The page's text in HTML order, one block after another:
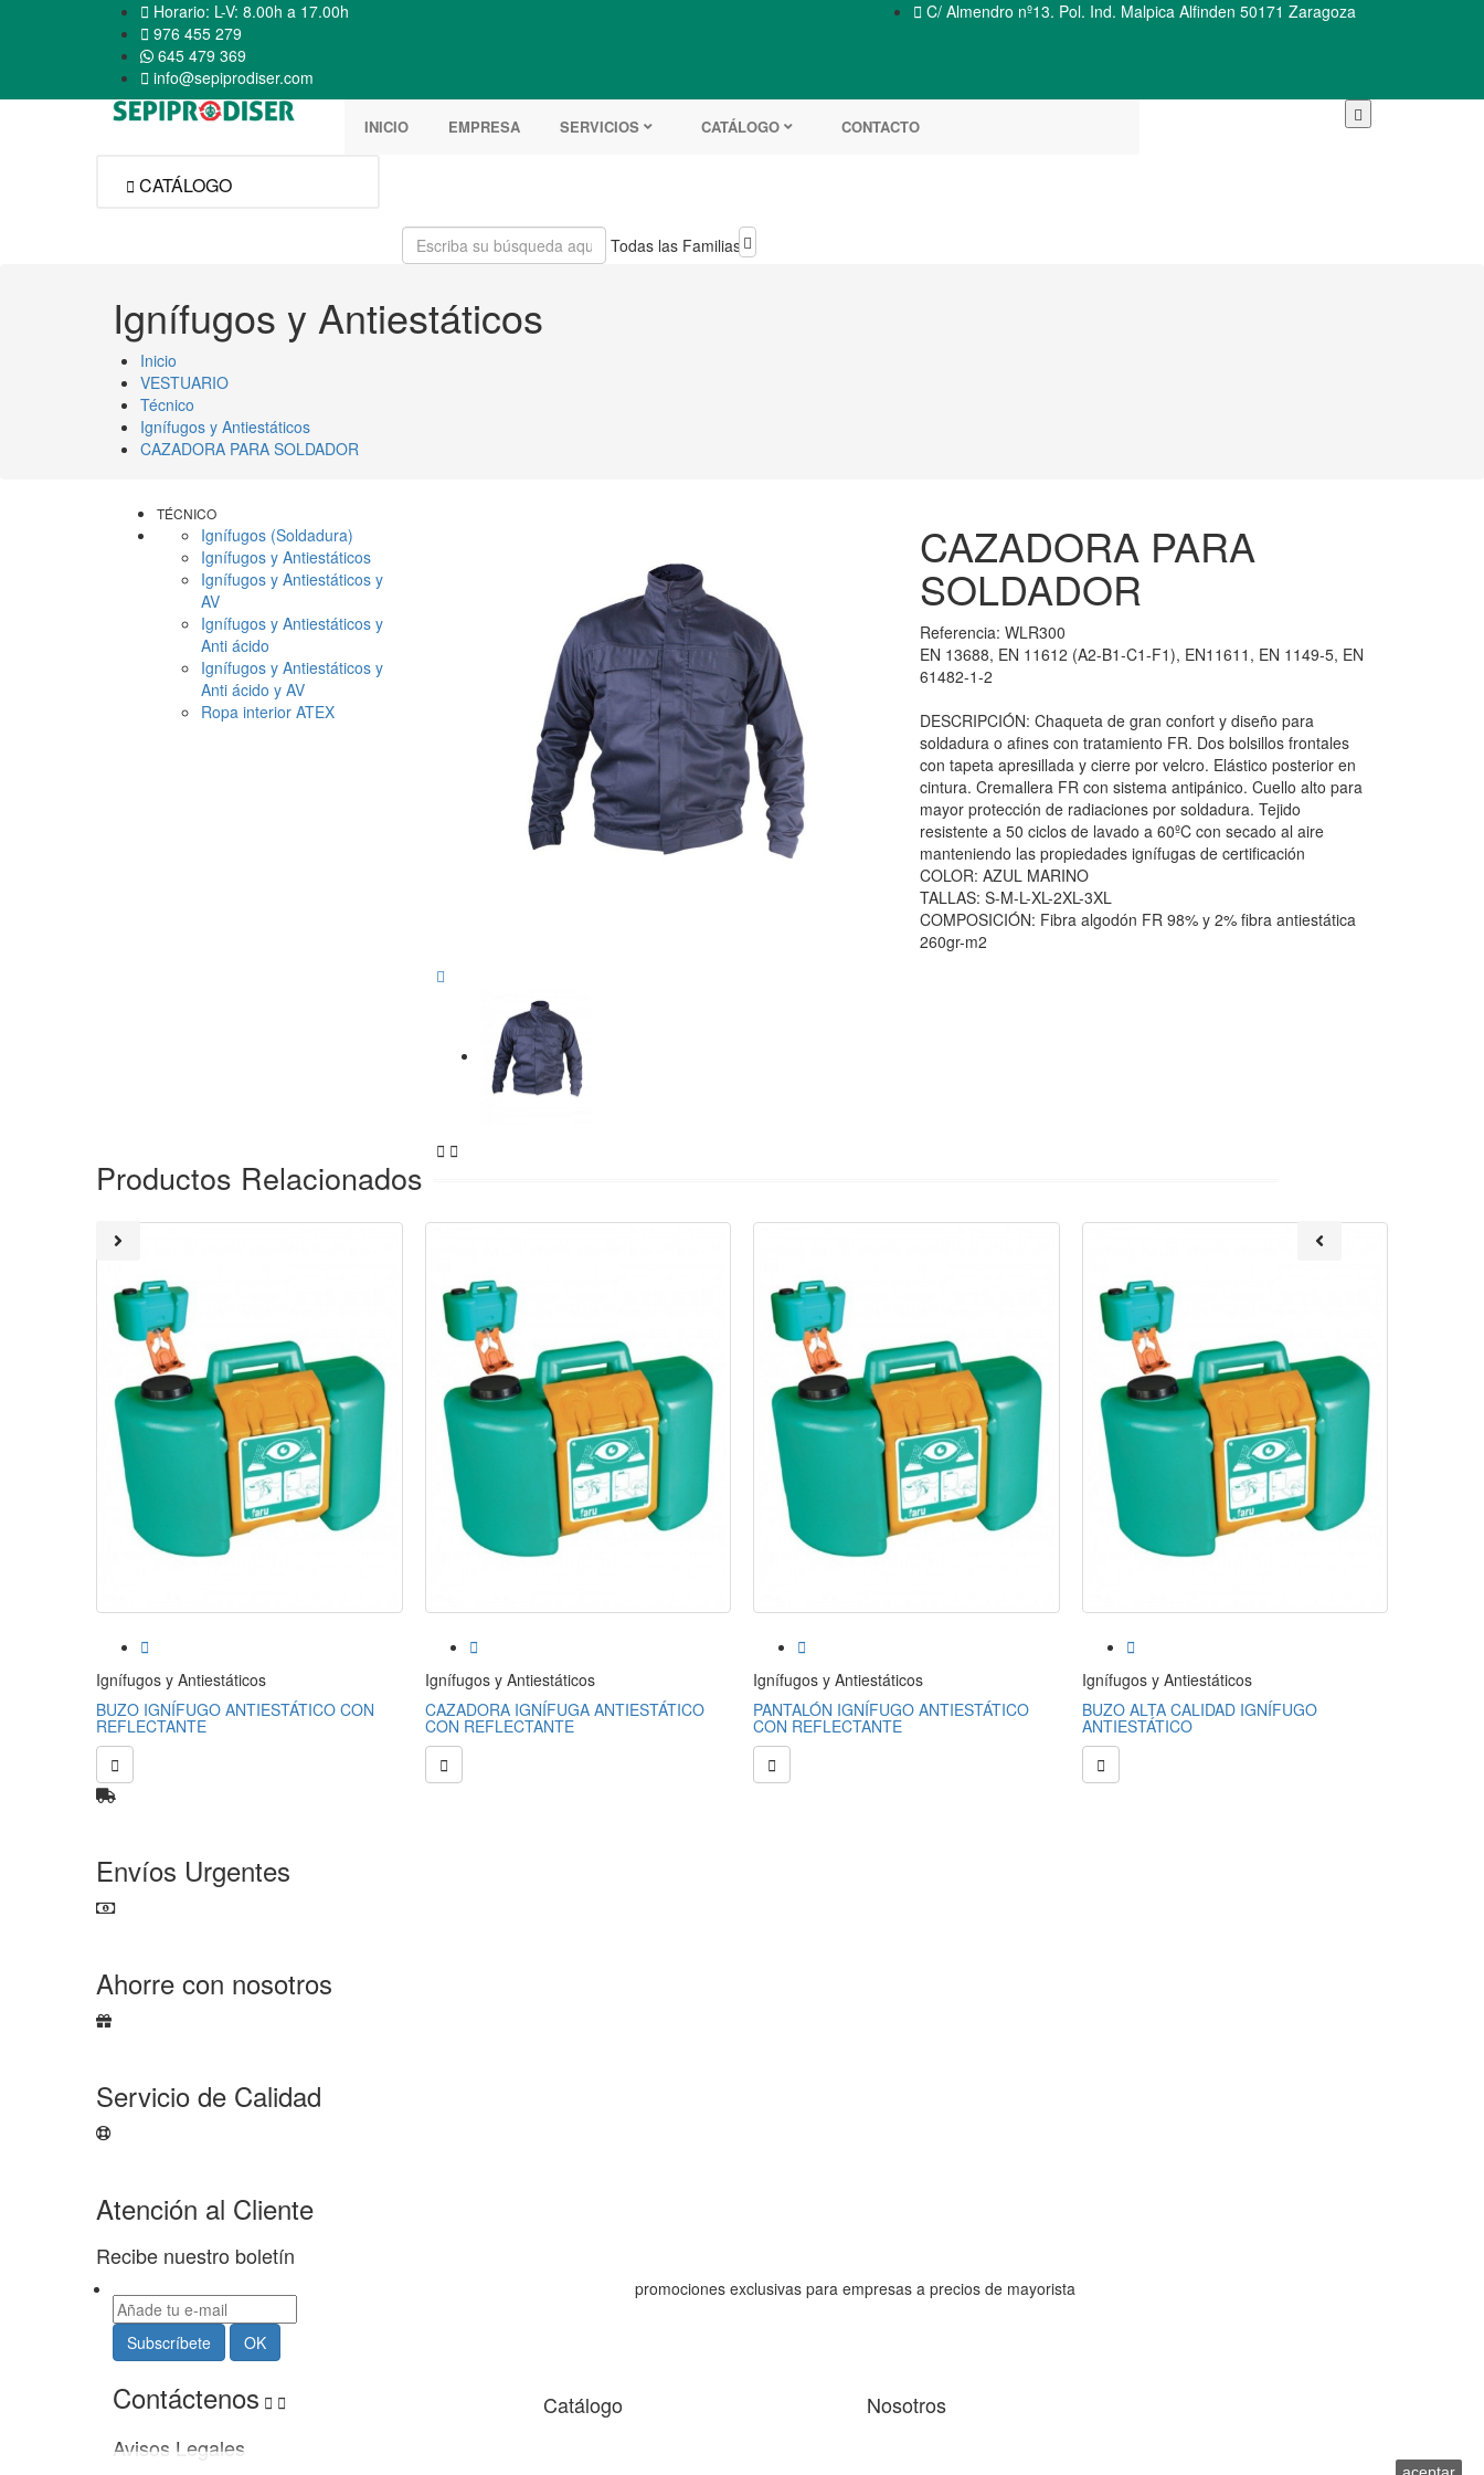
 Horario: L-V: 8.00h a 17.00h
 976 455 279
645 479 369
 info@sepiprodiser.com
 C/ Almendro nº13. Pol. Ind. Malpica Alfinden 50171 Zaragoza
INICIO EMPRESA SERVICIOS CATÁLOGO CONTACTO
 CATÁLOGO
Todas las Familias
Ignífugos y Antiestáticos
Inicio
VESTUARIO
Técnico
Ignífugos y Antiestáticos
CAZADORA PARA SOLDADOR
 
CAZADORA PARA
SOLDADOR
Referencia:WLR300
EN 13688, EN 11612 (A2-B1-C1-F1), EN11611, EN 1149-5, EN
61482-1-2
DESCRIPCIÓN: Chaqueta de gran confort y diseño para
soldadura o afines con tratamiento FR. Dos bolsillos frontales
con tapeta apresillada y cierre por velcro. Elástico posterior en
cintura. Cremallera FR con sistema antipánico. Cuello alto para
mayor protección de radiaciones por soldadura. Tejido
resistente a 50 ciclos de lavado a 60ºC con secado al aire
manteniendo las propiedades ignífugas de certificación
COLOR: AZUL MARINO
TALLAS: S-M-L-XL-2XL-3XL
COMPOSICIÓN: Fibra algodón FR 98% y 2% fibra antiestática
260gr-m2
TÉCNICO
Ignífugos (Soldadura)
Ignífugos y Antiestáticos
Ignífugos y Antiestáticos y
AV
Ignífugos y Antiestáticos y
Anti ácido
Ignífugos y Antiestáticos y
Anti ácido y AV
Ropa interior ATEX
Productos Relacionados

Ignífugos y Antiestáticos
BUZO IGNÍFUGO ANTIESTÁTICO CON
REFLECTANTE


Ignífugos y Antiestáticos
CAZADORA IGNÍFUGA ANTIESTÁTICO
CON REFLECTANTE


Ignífugos y Antiestáticos
PANTALÓN IGNÍFUGO ANTIESTÁTICO
CON REFLECTANTE


Ignífugos y Antiestáticos
BUZO ALTA CALIDAD IGNÍFUGO
ANTIESTÁTICO

Envíos Urgentes
Ahorre con nosotros
Servicio de Calidad
Atención al Cliente
Recibe nuestro boletín
promociones exclusivas para empresas a precios de mayorista
Contáctenos   Catálogo
Nosotros
Avisos Legales